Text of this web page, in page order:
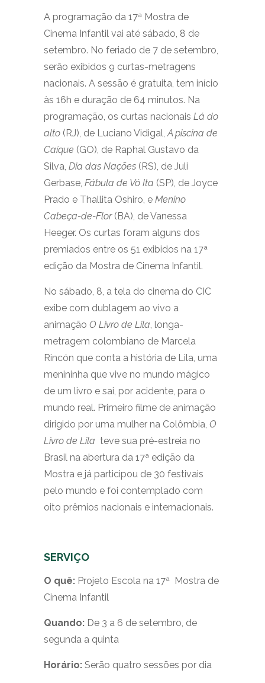
A programação da 17ª Mostra de
Cinema Infantil vai até sábado, 8 de
setembro. No feriado de 7 de setembro,
serão exibidos 9 curtas-metragens
nacionais. A sessão é gratuita, tem início
às 16h e duração de 64 minutos. Na
programação, os curtas nacionais Lá do
alto (RJ), de Luciano Vidigal,A piscina de
Caíque (GO), de Raphal Gustavo da
Silva, Dia das Nações (RS), de Juli
Gerbase, Fábula de Vó Ita (SP), de Joyce
Prado e Thallita Oshiro, e Menino
Cabeça-de-Flor (BA), de Vanessa
Heeger. Os curtas foram alguns dos
premiados entre os 51 exibidos na 17ª
edição da Mostra de Cinema Infantil.
No sábado, 8, a tela do cinema do CIC
exibe com dublagem ao vivo a
animação O Livro de Lila, longa-
metragem colombiano de Marcela
Rincón que conta a história de Lila, uma
menininha que vive no mundo mágico
de um livro e sai, por acidente, para o
mundo real. Primeiro filme de animação
dirigido por uma mulher na Colômbia, O
Livro de Lila teve sua pré-estreia no
Brasil na abertura da 17ª edição da
Mostra e já participou de 30 festivais
pelo mundo e foi contemplado com
oito prêmios nacionais e internacionais.
SERVIÇO
O quê: Projeto Escola na 17ª Mostra de
Cinema Infantil
Quando: De 3 a 6 de setembro, de
segunda a quinta
Horário: Serão quatro sessões por dia